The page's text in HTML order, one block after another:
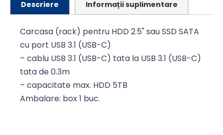
Descriere Informații suplimentare
Carcasa (rack) pentru HDD 2.5" sau SSD SATA
cu port USB 3.1 (USB-C)
– cablu USB 3.1 (USB-C) tata la USB 3.1 (USB-C)
tata de 0.3m
– capacitate max. HDD 5TB
Ambalare: box 1 buc.